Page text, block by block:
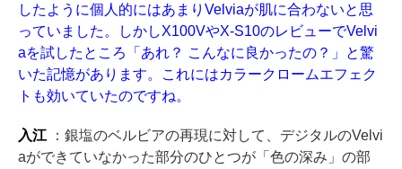
したように個人的にはあまりVelviaが肌に合わないと思
っていました。しかしX100VやX-S10のレビューでVelvi
aを試したところ「あれ？ こんなに良かったの？」と驚
いた記憶があります。これにはカラークロームエフェク
トも効いていたのですね。
入江
：銀塩のベルビアの再現に対して、デジタルのVelvi
aができていなかった部分のひとつが「色の深み」の部